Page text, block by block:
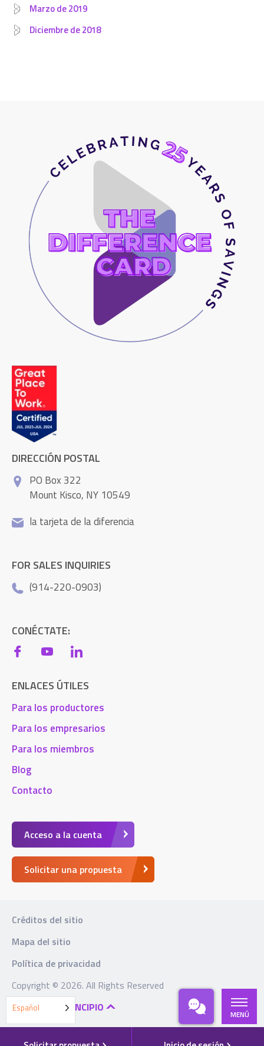
MENÚ
Marzo de 2019
Diciembre de 2018
DIRECCIÓN POSTAL
PO Box 322
Mount Kisco, NY 10549
la tarjeta de la diferencia
FOR SALES INQUIRIES
(914-220-0903)
CONÉCTATE:
ENLACES ÚTILES
Para los productores
Para los empresarios
Para los miembros
Blog
Contacto
Acceso a la cuenta
Solicitar una propuesta
Créditos del sitio
Mapa del sitio
Política de privacidad
Copyright © 2026. All Rights Reserved
VOLVER AL PRINCIPIO
Español